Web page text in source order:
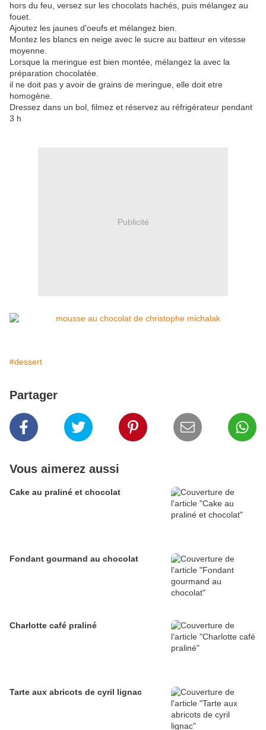
hors du feu, versez sur les chocolats hachés, puis mélangez au
fouet.
Ajoutez les jaunes d'oeufs et mélangez bien.
Montez les blancs en neige avec le sucre au batteur en vitesse
moyenne.
Lorsque la meringue est bien montée, mélangez la avec la
préparation chocolatée.
il ne doit pas y avoir de grains de meringue, elle doit etre
homogène.
Dressez dans un bol, filmez et réservez au réfrigérateur pendant
3 h
Publicité
#dessert
Partager
Vous aimerez aussi
Cake au praliné et chocolat
Fondant gourmand au chocolat
Charlotte café praliné
Tarte aux abricots de cyril lignac